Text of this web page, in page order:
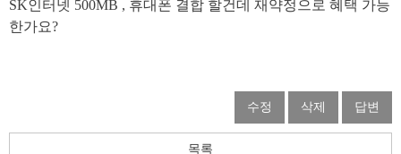
SK인터넷 500MB , 휴대폰 결합 할건데 재약정으로 혜택 가능
한가요?
수정 삭제 답변
목록